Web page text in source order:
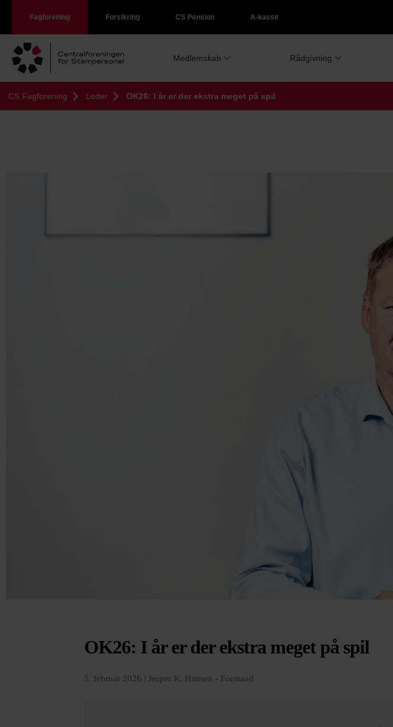
Fagforening Forsikring CS Pension A-kasse
Medlemskab Rådgivning
CS Fagforening Leder OK26: I år er der ekstra meget på spil
OK26: I år er der ekstra meget på spil
5. februar 2026 | Jesper K. Hansen - Formand